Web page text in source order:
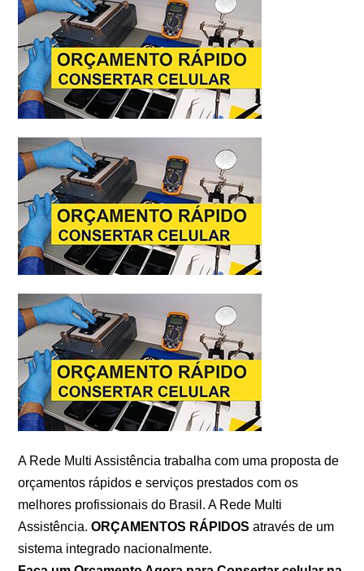
A Rede Multi Assistência trabalha com uma proposta de
orçamentos rápidos e serviços prestados com os
melhores profissionais do Brasil. A Rede Multi
Assistência.ORÇAMENTOS RÁPIDOS através de um
sistema integrado nacionalmente.